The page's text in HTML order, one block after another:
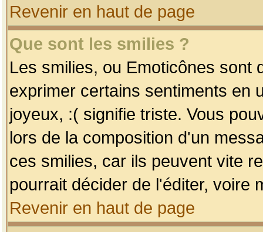
Revenir en haut de page
Que sont les smilies ?
Les smilies, ou Emoticônes sont
exprimer certains sentiments en
joyeux, :( signifie triste. Vous
lors de la composition d'un
ces smilies, car ils peuvent vite
pourrait décider de l'éditer, voire
Revenir en haut de page